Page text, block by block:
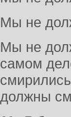
Мы не
Мы не
самом
должны